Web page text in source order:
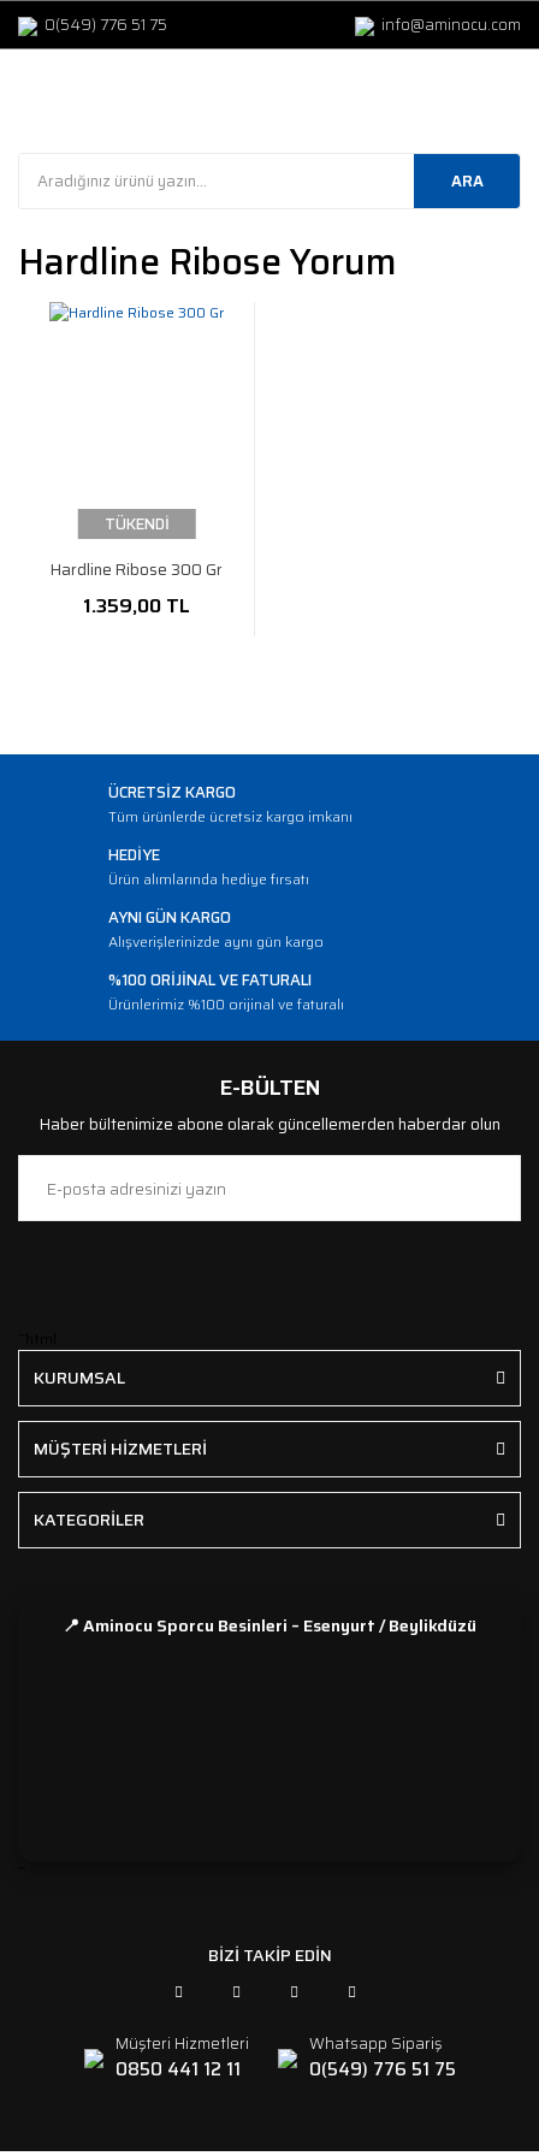
0(549) 776 51 75 info@aminocu.com
ARA
Hardline Ribose Yorum
TÜKENDİ
Hardline Ribose 300 Gr
1.359,00 TL
ÜCRETSİZ KARGO
Tüm ürünlerde ücretsiz kargo imkanı
HEDİYE
Ürün alımlarında hediye fırsatı
AYNI GÜN KARGO
Alışverişlerinizde aynı gün kargo
%100 ORİJİNAL VE FATURALI
Ürünlerimiz %100 orijinal ve faturalı
E-BÜLTEN
Haber bültenimize abone olarak güncellemerden haberdar olun
KURUMSAL
MÜŞTERİ HİZMETLERİ
KATEGORİLER
📍 Aminocu Sporcu Besinleri – Esenyurt / Beylikdüzü
BİZİ TAKİP EDİN
Müşteri Hizmetleri
0850 441 12 11
Whatsapp Sipariş
0(549) 776 51 75